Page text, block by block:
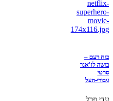
כוח רעם –
בושה לז'אנר
סרטי
גיבורי-העל
עדי פרל